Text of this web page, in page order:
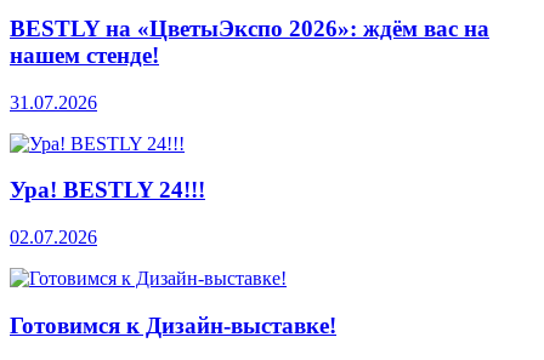
BESTLY на «ЦветыЭкспо 2026»: ждём вас на
нашем стенде!
31.07.2026
Ура! BESTLY 24!!!
02.07.2026
Готовимся к Дизайн-выставке!